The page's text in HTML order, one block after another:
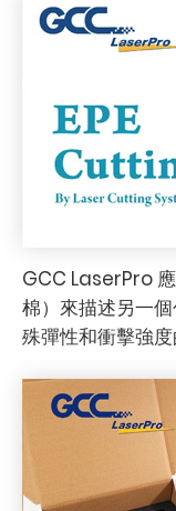
GCC LaserPro
棉）來描述另一
殊彈性和衝擊強